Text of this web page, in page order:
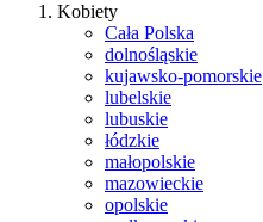
Kobiety
Cała Polska
dolnośląskie
kujawsko-pomorskie
lubelskie
lubuskie
łódzkie
małopolskie
mazowieckie
opolskie